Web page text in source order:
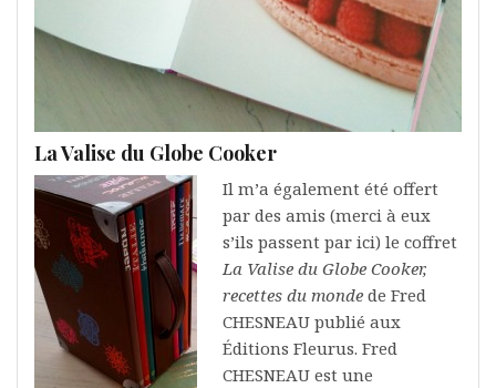
La Valise du Globe Cooker
Il m’a également été offert
par des amis (merci à eux
s’ils passent par ici) le coffret
La Valise du Globe Cooker,
recettes du mondede Fred
CHESNEAU publié aux
Éditions Fleurus. Fred
CHESNEAU est une